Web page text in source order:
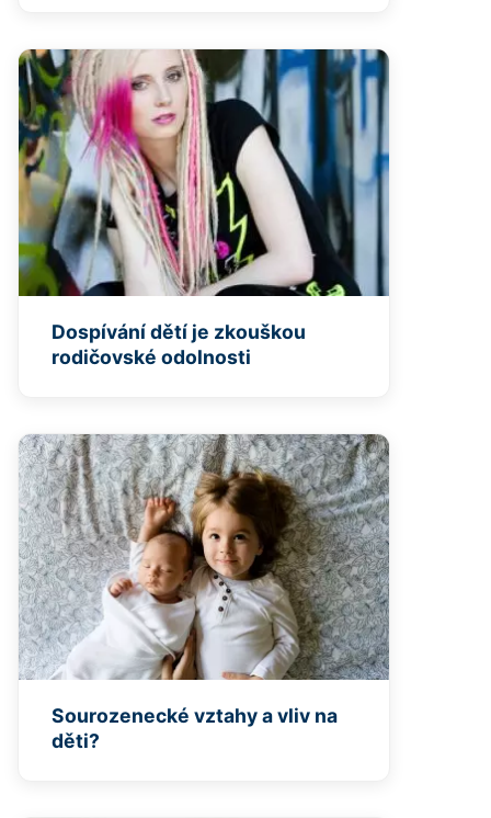
Dospívání dětí je zkouškou
rodičovské odolnosti
Sourozenecké vztahy a vliv na
děti?